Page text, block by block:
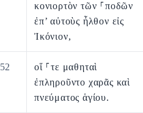
κονιορτὸν τῶν ⸀ποδῶν
ἐπ’ αὐτοὺς ἦλθον εἰς
Ἰκόνιον,
52
οἵ ⸀τε μαθηταὶ
ἐπληροῦντο χαρᾶς καὶ
πνεύματος ἁγίου.